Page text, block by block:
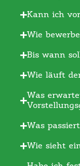
Kann ich
Wie
Bis wann
Wie läuft
Was
Was
Wie sieht